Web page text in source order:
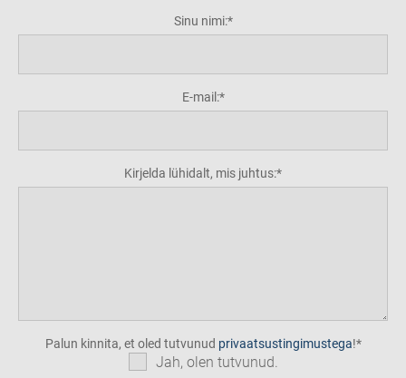
Sinu nimi:
E-mail:
Kirjelda lühidalt, mis juhtus:
Palun kinnita, et oled tutvunud privaatsustingimustega!
Jah, olen tutvunud.